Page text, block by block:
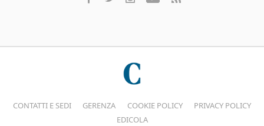
CONTATTI E SEDI GERENZA COOKIE POLICY
PRIVACY POLICY
EDICOLA